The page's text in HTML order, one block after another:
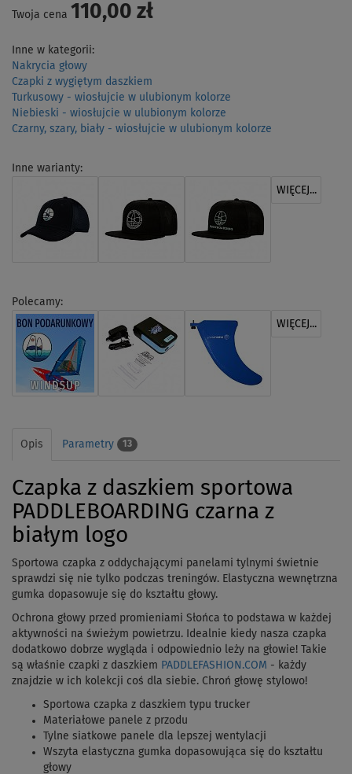
Twoja cena 110,00 zł
Inne w kategorii:
Nakrycia głowy
Czapki z wygiętym daszkiem
Turkusowy - wiosłujcie w ulubionym kolorze
Niebieski - wiosłujcie w ulubionym kolorze
Czarny, szary, biały - wiosłujcie w ulubionym kolorze
Inne warianty:
WIĘCEJ...
Polecamy:
WIĘCEJ...
Opis Parametry 13
Czapka z daszkiem sportowa
PADDLEBOARDING czarna z
białym logo
Sportowa czapka z oddychającymi panelami tylnymi świetnie
sprawdzi się nie tylko podczas treningów. Elastyczna wewnętrzna
gumka dopasowuje się do kształtu głowy.
Ochrona głowy przed promieniami Słońca to podstawa w każdej
aktywności na świeżym powietrzu. Idealnie kiedy nasza czapka
dodatkowo dobrze wygląda i odpowiednio leży na głowie! Takie
są właśnie czapki z daszkiem PADDLEFASHION.COM - każdy
znajdzie w ich kolekcji coś dla siebie. Chroń głowę stylowo!
Sportowa czapka z daszkiem typu trucker
Materiałowe panele z przodu
Tylne siatkowe panele dla lepszej wentylacji
Wszyta elastyczna gumka dopasowująca się do kształtu
głowy